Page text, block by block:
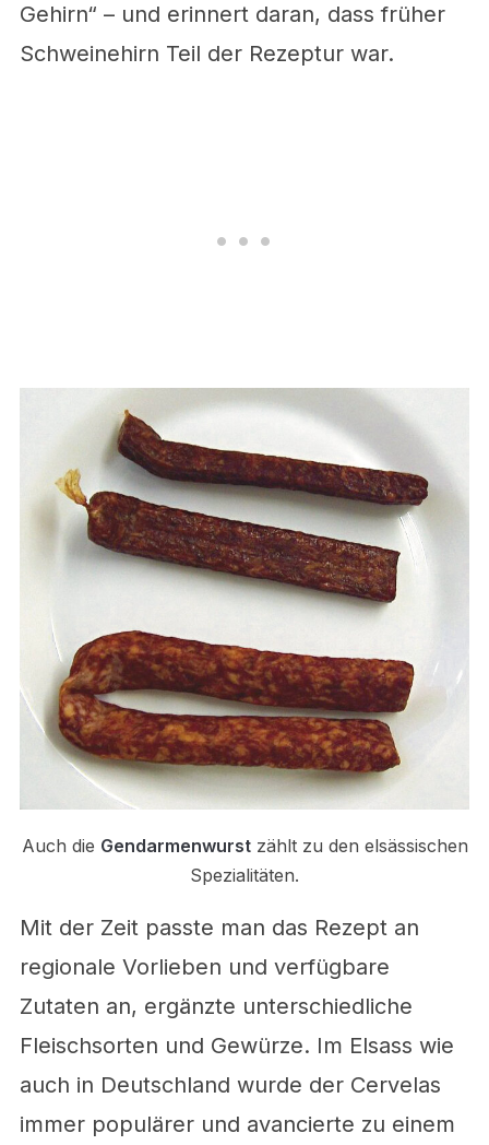
Gehirn“ – und erinnert daran, dass früher
Schweinehirn Teil der Rezeptur war.
Auch die Gendarmenwurstzählt zu den elsässischen
Spezialitäten.
Mit der Zeit passte man das Rezept an
regionale Vorlieben und verfügbare
Zutaten an, ergänzte unterschiedliche
Fleischsorten und Gewürze. Im Elsass wie
auch in Deutschland wurde der Cervelas
immer populärer und avancierte zu einem